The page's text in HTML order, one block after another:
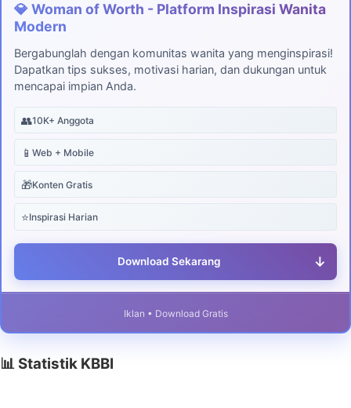
💎 Woman of Worth - Platform Inspirasi Wanita
Modern
Bergabunglah dengan komunitas wanita yang menginspirasi!
Dapatkan tips sukses, motivasi harian, dan dukungan untuk
mencapai impian Anda.
👥10K+ Anggota
📱 Web + Mobile
🎁Konten Gratis
⭐Inspirasi Harian
Download Sekarang ↓
Iklan • Download Gratis
📊 Statistik KBBI